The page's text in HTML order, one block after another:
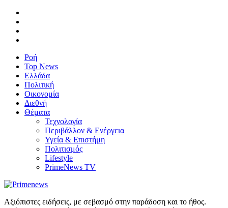
Ροή
Top News
Ελλάδα
Πολιτική
Οικονομία
Διεθνή
Θέματα
Τεχνολογία
Περιβάλλον & Ενέργεια
Υγεία & Επιστήμη
Πολιτισμός
Lifestyle
PrimeNews TV
Αξιόπιστες ειδήσεις, με σεβασμό στην παράδοση και το ήθος.